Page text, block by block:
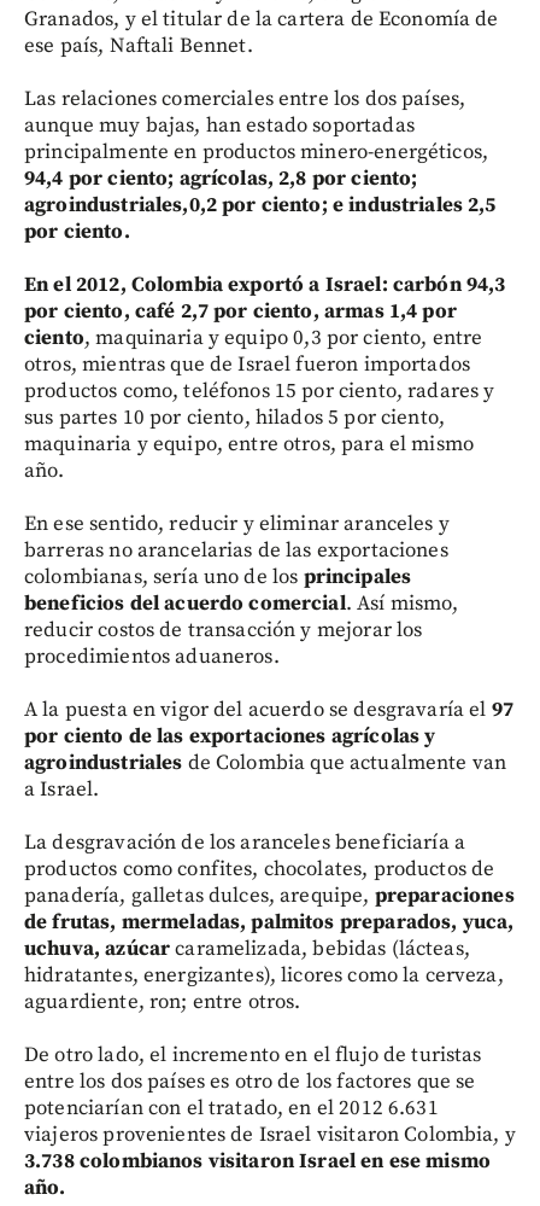
Granados, y el titular de la cartera de Economía de
ese país, Naftali Bennet.
Las relaciones comerciales entre los dos países,
aunque muy bajas, han estado soportadas
principalmente en productos minero-energéticos,
94,4 por ciento; agrícolas, 2,8 por ciento;
agroindustriales,0,2 por ciento; e industriales 2,5
por ciento.
En el 2012, Colombia exportó a Israel: carbón 94,3
por ciento, café 2,7 por ciento, armas 1,4 por
ciento, maquinaria y equipo 0,3 por ciento, entre
otros, mientras que de Israel fueron importados
productos como, teléfonos 15 por ciento, radares y
sus partes 10 por ciento, hilados 5 por ciento,
maquinaria y equipo, entre otros, para el mismo
año.
En ese sentido, reducir y eliminar aranceles y
barreras no arancelarias de las exportaciones
colombianas, sería uno de los principales
beneficios del acuerdo comercial. Así mismo,
reducir costos de transacción y mejorar los
procedimientos aduaneros.
A la puesta en vigor del acuerdo se desgravaría el 97
por ciento de las exportaciones agrícolas y
agroindustriales de Colombia que actualmente van
a Israel.
La desgravación de los aranceles beneficiaría a
productos como confites, chocolates, productos de
panadería, galletas dulces, arequipe, preparaciones
de frutas, mermeladas, palmitos preparados, yuca,
uchuva, azúcarcaramelizada, bebidas (lácteas,
hidratantes, energizantes), licores como la cerveza,
aguardiente, ron; entre otros.
De otro lado, el incremento en el flujo de turistas
entre los dos países es otro de los factores que se
potenciarían con el tratado, en el 2012 6.631
viajeros provenientes de Israel visitaron Colombia, y
3.738 colombianos visitaron Israel en ese mismo
año.